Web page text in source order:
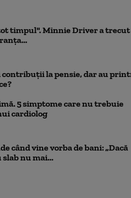
timpul". Minnie Driver a trecut
contribuții la pensie, dar au
5 simptome care nu trebuie
cardiolog
când vine vorba de bani: „Dacă
nu mai...